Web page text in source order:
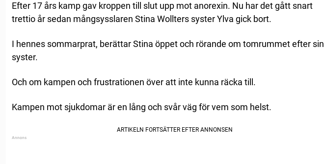
Efter 17 års kamp gav kroppen till slut upp mot anorexin. Nu har det gått snart
trettio år sedan mångsysslaren Stina Wollters syster Ylva gick bort.
I hennes sommarprat, berättar Stina öppet och rörande om tomrummet efter sin
syster.
Och om kampen och frustrationen över att inte kunna räcka till.
Kampen mot sjukdomar är en lång och svår väg för vem som helst.